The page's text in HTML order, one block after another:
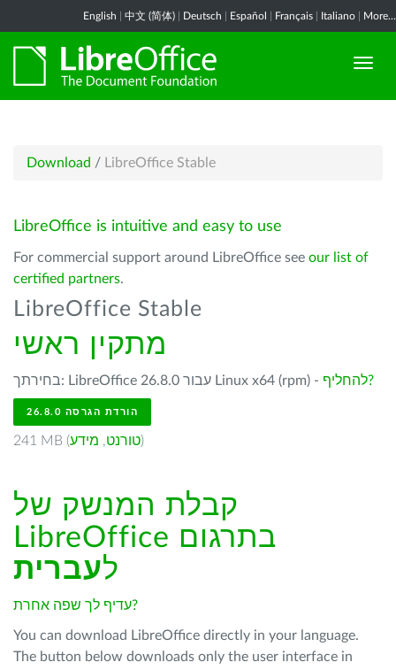
English 中文 (简体) Deutsch Español Français Italiano More...
Download / LibreOffice Stable
LibreOffice is intuitive and easy to use
For commercial support around LibreOffice see our list of
certified partners.
LibreOffice Stable
מתקין ראשי
בחירתך: LibreOffice 26.8.0 עבור Linux x64 (rpm) - להחליף?
הורדת הגרסה 26.8.0
241 MB ( טורנט, מידע )
קבלת המנשק של
LibreOffice בתרגום
לעברית
עדיף לך שפה אחרת?
You can download LibreOffice directly in your language.
The button below downloads only the user interface in